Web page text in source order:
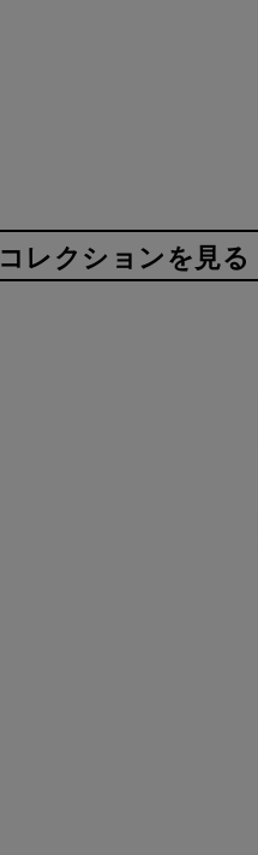
コレクションを見る